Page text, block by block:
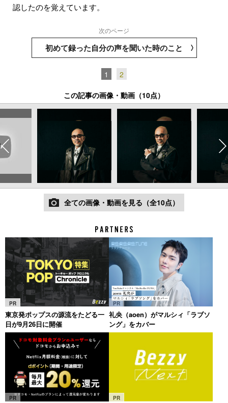
認したのを覚えています。
次のページ
初めて録った自分の声を聞いた時のこと
1 2
この記事の画像・動画（10点）
全ての画像・動画を見る（全10点）
PR
東京発ポップスの源流をたどる一
日が9月26日に開催
PR
礼央（aoen）がマルシィ「ラブソ
ング」をカバー
PR PR